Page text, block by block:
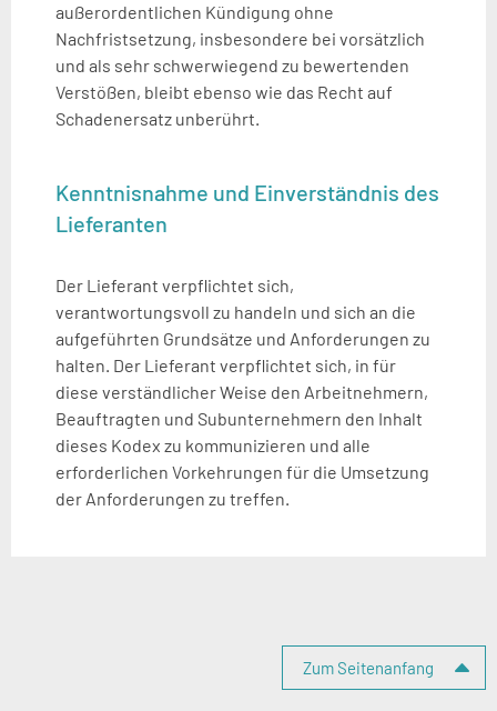
außerordentlichen Kündigung ohne
Nachfristsetzung, insbesondere bei vorsätzlich
und als sehr schwerwiegend zu bewertenden
Verstößen, bleibt ebenso wie das Recht auf
Schadenersatz unberührt.
Kenntnisnahme und Einverständnis des
Lieferanten
Der Lieferant verpflichtet sich,
verantwortungsvoll zu handeln und sich an die
aufgeführten Grundsätze und Anforderungen zu
halten. Der Lieferant verpflichtet sich, in für
diese verständlicher Weise den Arbeitnehmern,
Beauftragten und Subunternehmern den Inhalt
dieses Kodex zu kommunizieren und alle
erforderlichen Vorkehrungen für die Umsetzung
der Anforderungen zu treffen.
Zum Seitenanfang